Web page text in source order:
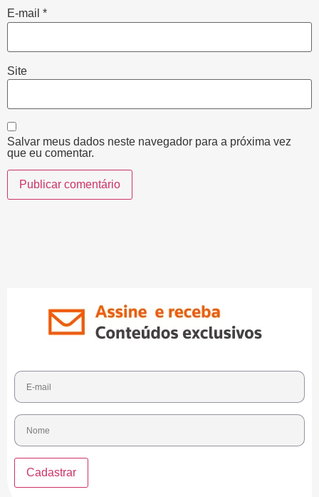
E-mail *
Site
Salvar meus dados neste navegador para a próxima vez
que eu comentar.